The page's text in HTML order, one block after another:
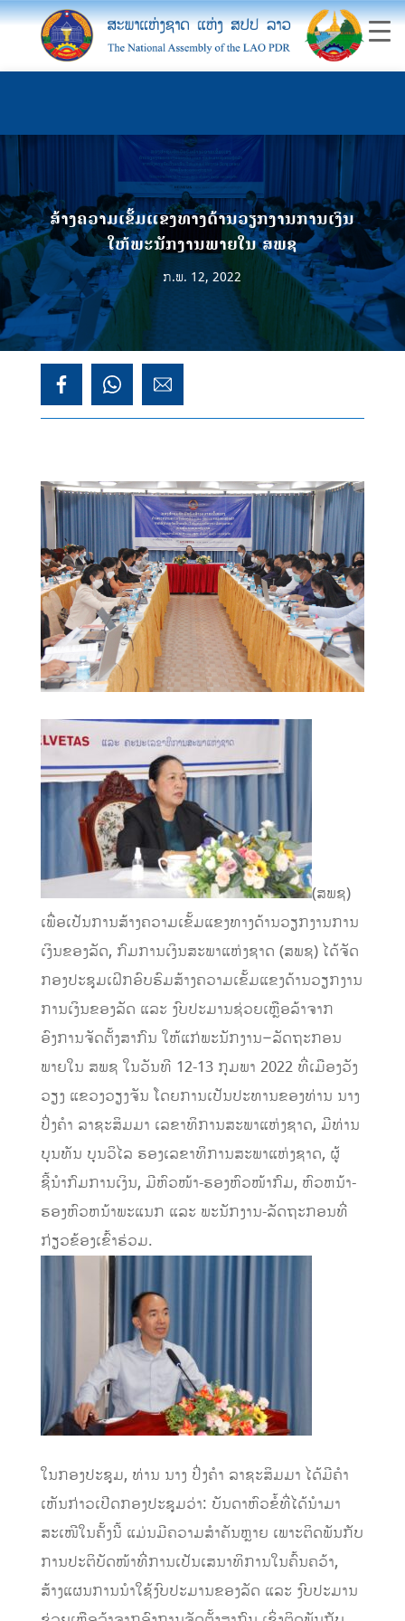
ສ້າງຄວາມເຂັ້ມແຂງທາງດ້ານວຽກງານການເງິນ
ໃຫ້ພະນັກງານພາຍໃນ ສພຊ
ກ.ພ. 12, 2022
(ສພຊ)
ເພື່ອເປັນການສ້າງຄວາມເຂັ້ມແຂງທາງດ້ານວຽກງານການ
ເງິນຂອງລັດ, ກົມການເງິນສະພາແຫ່ງຊາດ (ສພຊ) ໄດ້ຈັດ
ກອງປະຊຸມເຝິກອົບຮົມສ້າງຄວາມເຂັ້ມແຂງດ້ານວຽກງານ
ການເງິນຂອງລັດ ແລະ ງົບປະມານຊ່ວຍເຫຼືອລ້າຈາກ
ອົງການຈັດຕັ້ງສາກົນ ໃຫ້ແກ່ພະນັກງານ–ລັດຖະກອນ
ພາຍໃນ ສພຊ ໃນວັນທີ 12-13 ກຸມພາ 2022 ທີ່ເມືອງວັງ
ວຽງ ແຂວງວຽງຈັນ ໂດຍການເປັນປະທານຂອງທ່ານ ນາງ
ປິ່ງຄໍາ ລາຊະສິມມາ ເລຂາທິການສະພາແຫ່ງຊາດ, ມີທ່ານ
ບຸນທັນ ບຸນວິໄລ ຮອງເລຂາທິການສະພາແຫ່ງຊາດ, ຜູ້
ຊີ້ນຳກົມການເງິນ, ມີຫົວໜ້າ-ຮອງຫົວໜ້າກົມ, ຫົວຫນ້າ-
ຮອງຫົວຫນ້າພະແນກ ແລະ ພະນັກງານ-ລັດຖະກອນທີ່
ກ່ຽວຂ້ອງເຂົ້າຮ່ວມ.
ໃນກອງປະຊຸມ, ທ່ານ ນາງ ປິ່ງຄຳ ລາຊະສິມມາ ໄດ້ມີຄຳ
ເຫັນກ່າວເປີດກອງປະຊຸມວ່າ: ບັນດາຫົວຂໍ້ທີ່ໄດ້ນຳມາ
ສະເໜີໃນຄັ້ງນີ້ ແມ່ນມີຄວາມສໍາຄັນຫາຍ ເພາະຕິດພັນກັບ
ການປະຕິບັດໜ້າທີ່ການເປັນເສນາທິການໃນຄົ້ນຄວ້າ,
ສ້າງແຜນການນຳໃຊ້ງົບປະມານຂອງລັດ ແລະ ງົບປະມານ